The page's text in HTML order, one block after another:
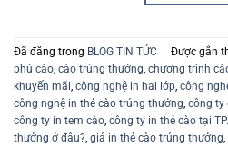
Đã đăng trong BLOG TIN TỨC | Được gắn
phủ cào, cào trúng thưởng, chương trình
khuyến mãi, công nghệ in hai lớp, công
công nghệ in thẻ cào trúng thưởng, công ty
công ty in tem cào, công ty in thẻ cào tại
thưởng ở đâu?, giá in thẻ cào trúng thưởng,